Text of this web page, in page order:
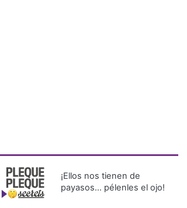
¡Ellos nos tienen de
payasos… pélenles el ojo!